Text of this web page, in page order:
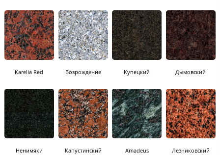
Karelia Red Возрождение Купецкий Дымовский
Ненимяки Капустинский Amadeus Лезниковский